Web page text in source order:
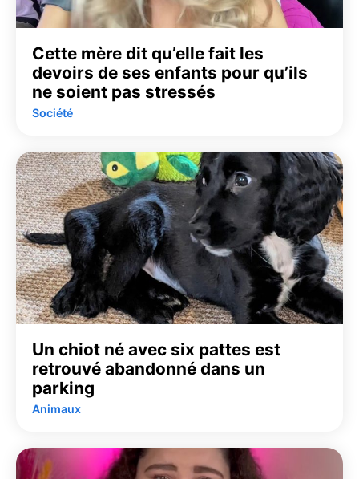
Cette mère dit qu’elle fait les
devoirs de ses enfants pour qu’ils
ne soient pas stressés
Société
Un chiot né avec six pattes est
retrouvé abandonné dans un
parking
Animaux